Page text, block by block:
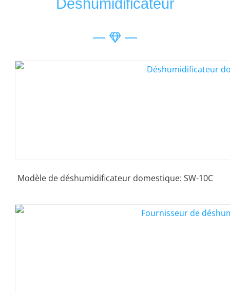
Déshumidificateur
Modèle de déshumidificateur domestique: SW-10C